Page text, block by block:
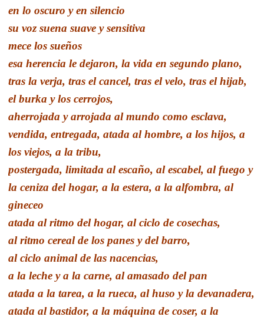
en lo oscuro y en silencio
su voz suena suave y sensitiva
mece los sueños
esa herencia le dejaron, la vida en segundo plano,
tras la verja, tras el cancel, tras el velo, tras el hijab,
el burka y los cerrojos,
aherrojada y arrojada al mundo como esclava,
vendida, entregada, atada al hombre, a los hijos, a
los viejos, a la tribu,
postergada, limitada al escaño, al escabel, al fuego y
la ceniza del hogar, a la estera, a la alfombra, al
gineceo
atada al ritmo del hogar, al ciclo de cosechas,
al ritmo cereal de los panes y del barro,
al ciclo animal de las nacencias,
a la leche y a la carne, al amasado del pan
atada a la tarea, a la rueca, al huso y la devanadera,
atada al bastidor, a la máquina de coser, a la